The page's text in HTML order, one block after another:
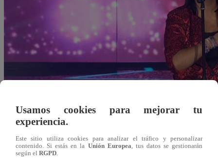
Usamos cookies para mejorar tu
experiencia.
Este sitio utiliza cookies para analizar el tráfico y personalizar
contenido. Si estás en la Unión Europea, tus datos se gestionarán
según el RGPD.